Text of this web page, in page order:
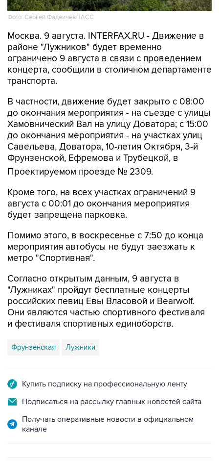
Фото: Сергей Фадеичев/ТАСС
Москва. 9 августа. INTERFAX.RU - Движение в
районе "Лужников" будет временно
ограничено 9 августа в связи с проведением
концерта, сообщили в столичном департаменте
транспорта.
В частности, движение будет закрыто с 08:00
до окончания мероприятия - на съезде с улицы
Хамовнический Вал на улицу Доватора; с 15:00
до окончания мероприятия - на участках улиц
Савельева, Доватора, 10-летия Октября, 3-й
Фрунзенской, Ефремова и Трубецкой, в
Проектируемом проезде № 2309.
Кроме того, на всех участках ограничений 9
августа с 00:01 до окончания мероприятия
будет запрещена парковка.
Помимо этого, в воскресенье с 7:50 до конца
мероприятия автобусы не будут заезжать к
метро "Спортивная".
Согласно открытым данным, 9 августа в
"Лужниках" пройдут бесплатные концерты
российских певиц Евы Власовой и Bearwolf.
Они являются частью спортивного фестиваля
и фестиваля спортивных единоборств.
Фрунзенская Лужники
Купить подписку на профессиональную ленту
Подписаться на рассылку главных новостей сайта
Получать оперативные новости в официальном
канале